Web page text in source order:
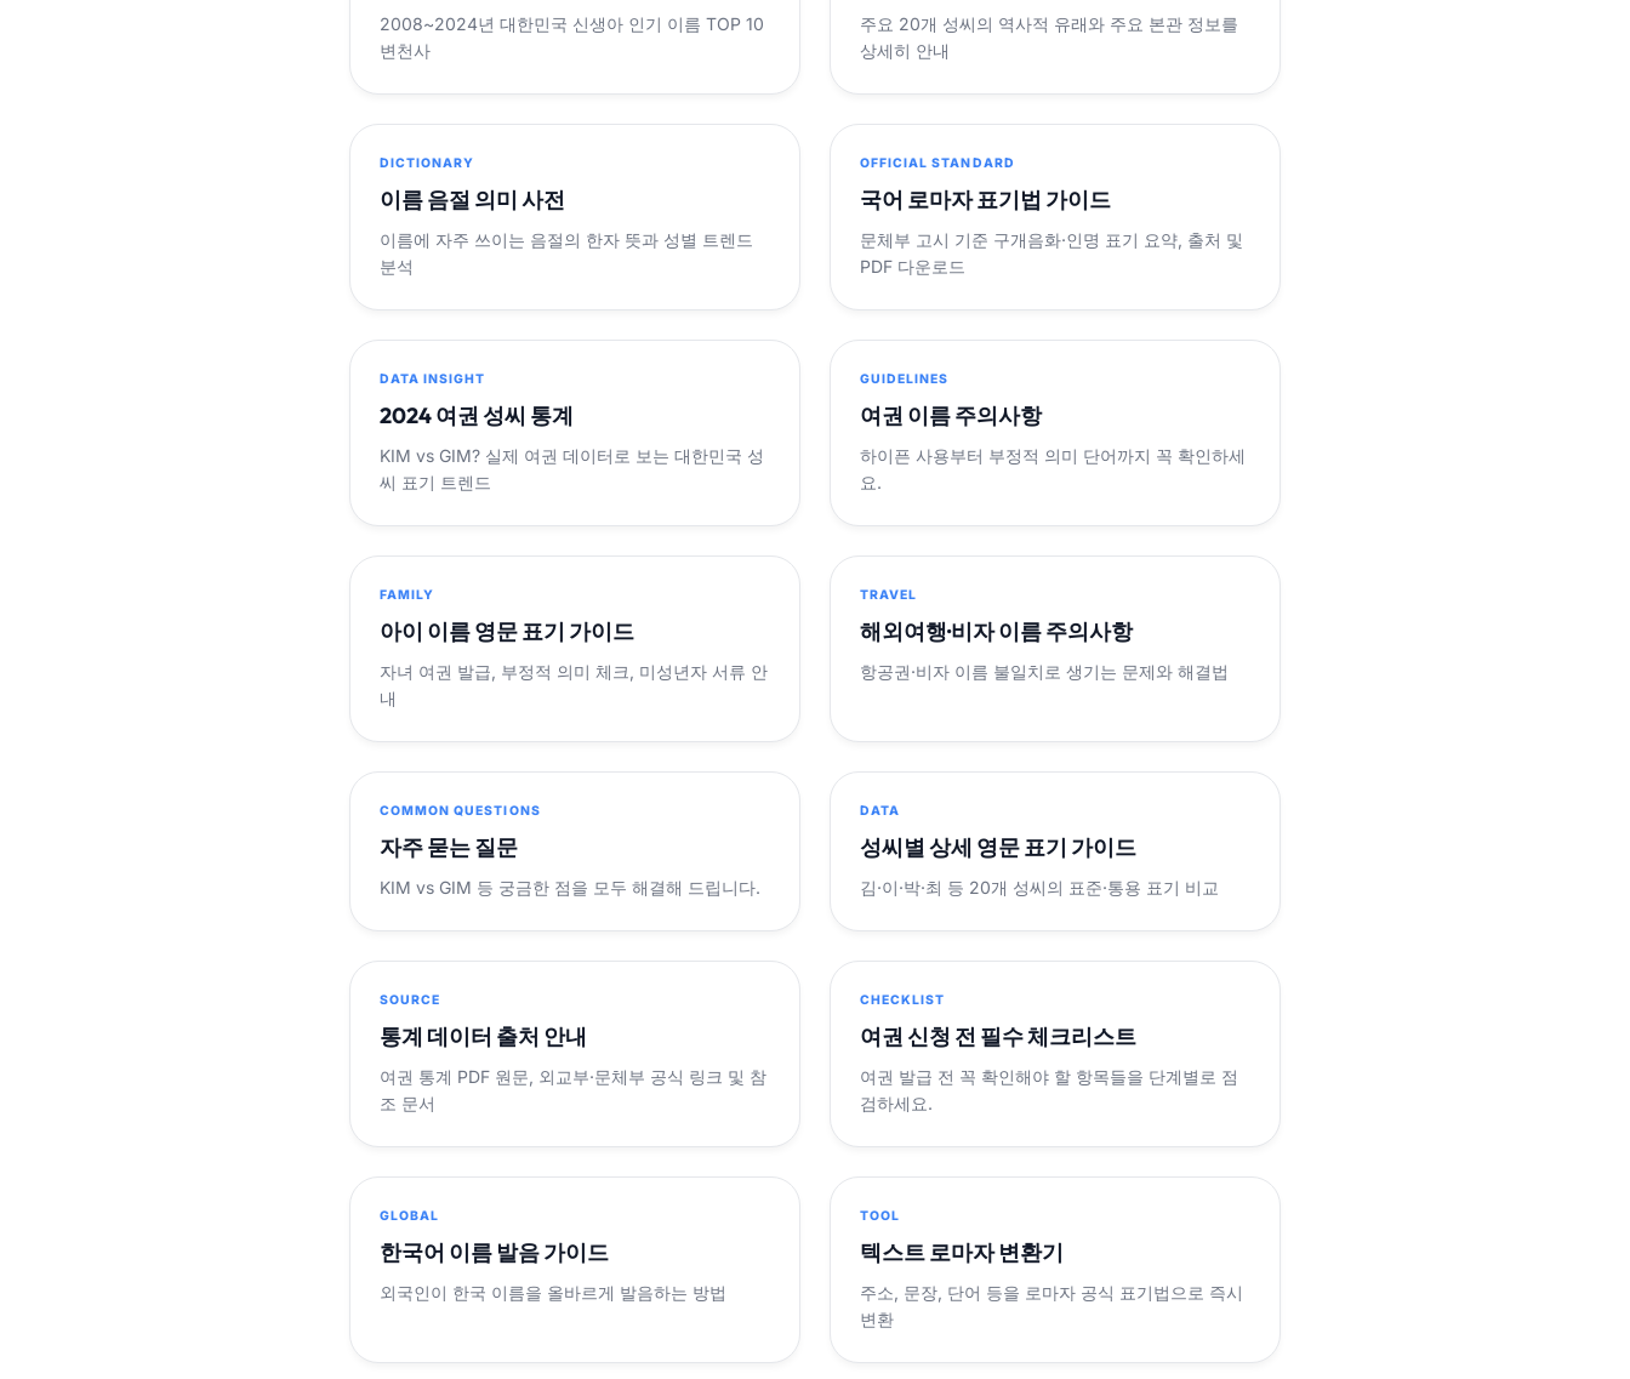
2008~2024년 대한민국 신생아 인기 이름 TOP 10
변천사
주요 20개 성씨의 역사적 유래와 주요 본관 정보를
상세히 안내
DICTIONARY
이름 음절 의미 사전
이름에 자주 쓰이는 음절의 한자 뜻과 성별 트렌드
분석
OFFICIAL STANDARD
국어 로마자 표기법 가이드
문체부 고시 기준 구개음화·인명 표기 요약, 출처 및
PDF 다운로드
DATA INSIGHT
2024 여권 성씨 통계
KIM vs GIM? 실제 여권 데이터로 보는 대한민국 성
씨 표기 트렌드
GUIDELINES
여권 이름 주의사항
하이픈 사용부터 부정적 의미 단어까지 꼭 확인하세
요.
FAMILY
아이 이름 영문 표기 가이드
자녀 여권 발급, 부정적 의미 체크, 미성년자 서류 안
내
TRAVEL
해외여행·비자 이름 주의사항
항공권·비자 이름 불일치로 생기는 문제와 해결법
COMMON QUESTIONS
자주 묻는 질문
KIM vs GIM 등 궁금한 점을 모두 해결해 드립니다.
DATA
성씨별 상세 영문 표기 가이드
김·이·박·최 등 20개 성씨의 표준·통용 표기 비교
SOURCE
통계 데이터 출처 안내
여권 통계 PDF 원문, 외교부·문체부 공식 링크 및 참
조 문서
CHECKLIST
여권 신청 전 필수 체크리스트
여권 발급 전 꼭 확인해야 할 항목들을 단계별로 점
검하세요.
GLOBAL
한국어 이름 발음 가이드
외국인이 한국 이름을 올바르게 발음하는 방법
TOOL
텍스트 로마자 변환기
주소, 문장, 단어 등을 로마자 공식 표기법으로 즉시
변환